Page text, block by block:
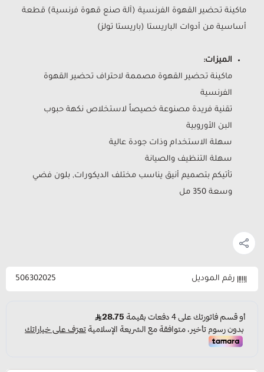
ماكينة تحضير القهوة الفرنسية (آلة صنع قهوة فرنسية) قطعة
أساسية من أدوات الباريستا (باريستا تولز)
الميزات:
ماكينة تحضير القهوة مصممة لاحتراف تحضير القهوة
الفرنسية
تقنية فريدة مصنوعة خصيصاً لاستخلاص نكهة حبوب
البن الأوروبية
سهلة الاستخدام وذات جودة عالية
سهلة التنظيف والصيانة
تأتيكم بتصميم أنيق يناسب مختلف الديكورات, بلون فضي
وسعة 350 مل
رقم الموديل 506302025